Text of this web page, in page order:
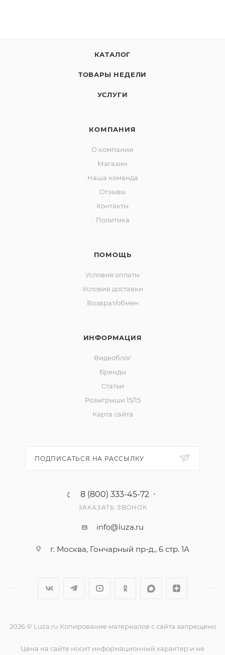
КАТАЛОГ
ТОВАРЫ НЕДЕЛИ
УСЛУГИ
КОМПАНИЯ
О компании
Магазин
Наша команда
Отзывы
Контакты
Политика
ПОМОЩЬ
Условия оплаты
Условия доставки
Возврат/обмен
ИНФОРМАЦИЯ
Видеоблог
Бренды
Статьи
Розыгрыши 15/15
Карта сайта
ПОДПИСАТЬСЯ НА РАССЫЛКУ
8 (800) 333-45-72
ЗАКАЗАТЬ ЗВОНОК
info@luza.ru
г. Москва, Гончарный пр-д., 6 стр. 1А
2026 © Luza.ru Копирование материалов с сайта запрещено
Цена на сайте носит информационный характер и не